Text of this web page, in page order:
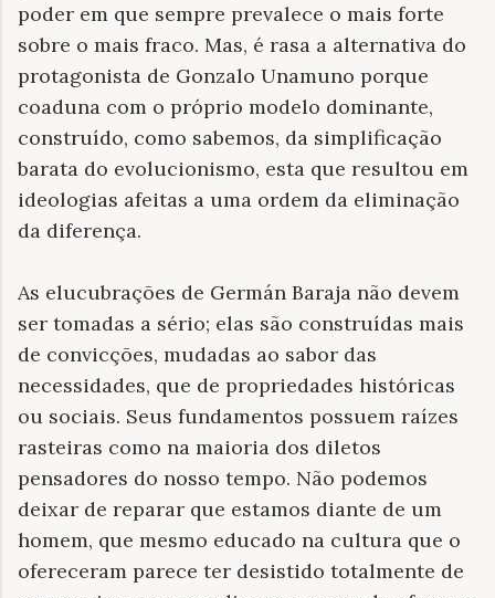
poder em que sempre prevalece o mais forte
sobre o mais fraco. Mas, é rasa a alternativa do
protagonista de Gonzalo Unamuno porque
coaduna com o próprio modelo dominante,
construído, como sabemos, da simplificação
barata do evolucionismo, esta que resultou em
ideologias afeitas a uma ordem da eliminação
da diferença.
As elucubrações de Germán Baraja não devem
ser tomadas a sério; elas são construídas mais
de convicções, mudadas ao sabor das
necessidades, que de propriedades históricas
ou sociais. Seus fundamentos possuem raízes
rasteiras como na maioria dos diletos
pensadores do nosso tempo. Não podemos
deixar de reparar que estamos diante de um
homem, que mesmo educado na cultura que o
ofereceram parece ter desistido totalmente de